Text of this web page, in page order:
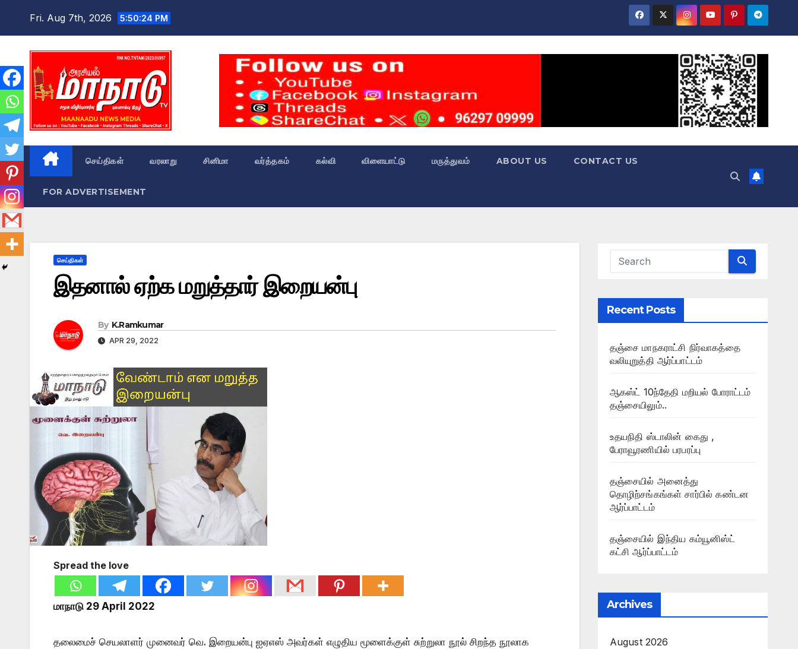
Fri. Aug 7th, 2026 5:50:25 PM
செய்திகள் வரலாறு சினிமா வர்த்தகம் கல்வி விளையாட்டு மருத்துவம் ABOUT US CONTACT US
FOR ADVERTISEMENT
செய்திகள்
இதனால் ஏற்க மறுத்தார் இறையன்பு
By K.Ramkumar
APR 29, 2022
Spread the love
மாநாடு 29 April 2022
தலைமைச் செயலாளர் முனைவர் வெ. இறையன்பு ஐஏஎஸ் அவர்கள் எழுதிய மூளைக்குள் சுற்றுலா நூல் சிறந்த நூலாக
Recent Posts
தஞ்சை மாநகராட்சி நிர்வாகத்தை
வலியுறுத்தி ஆர்ப்பாட்டம்
ஆகஸ்ட் 10ந்தேதி மறியல் போராட்டம்
தஞ்சையிலும்..
உதயநிதி ஸ்டாலின் கைது ,
பேராவூரணியில் பரபரப்பு
தஞ்சையில் அனைத்து
தொழிற்சங்கங்கள் சார்பில் கண்டன
ஆர்ப்பாட்டம்
தஞ்சையில் இந்திய கம்யூனிஸ்ட்
கட்சி ஆர்ப்பாட்டம்
Archives
August 2026